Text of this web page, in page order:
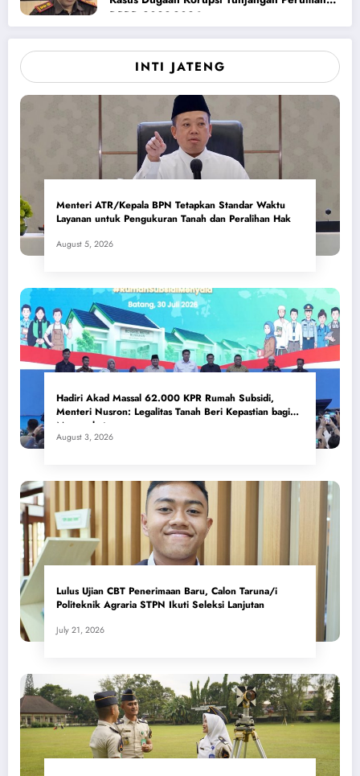
DPRD 2023-2026
INTI JATENG
Menteri ATR/Kepala BPN Tetapkan Standar Waktu
Layanan untuk Pengukuran Tanah dan Peralihan Hak
August 5, 2026
Hadiri Akad Massal 62.000 KPR Rumah Subsidi,
Menteri Nusron: Legalitas Tanah Beri Kepastian bagi
Masyarakat
August 3, 2026
Lulus Ujian CBT Penerimaan Baru, Calon Taruna/i
Politeknik Agraria STPN Ikuti Seleksi Lanjutan
July 21, 2026